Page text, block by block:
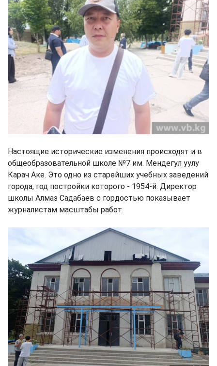
Настоящие исторические изменения происходят и в
общеобразовательной школе №7 им. Мендегул уулу
Карач Аке. Это одно из старейших учебных заведений
города, год постройки которого - 1954-й. Директор
школы Алмаз Садабаев с гордостью показывает
журналистам масштабы работ.